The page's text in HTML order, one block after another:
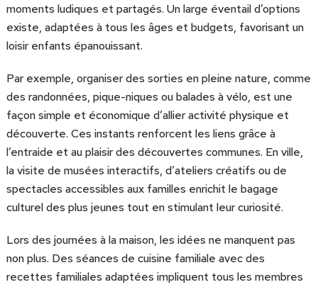
moments ludiques et partagés. Un large éventail d’options
existe, adaptées à tous les âges et budgets, favorisant un
loisir enfants épanouissant.
Par exemple, organiser des sorties en pleine nature, comme
des randonnées, pique-niques ou balades à vélo, est une
façon simple et économique d’allier activité physique et
découverte. Ces instants renforcent les liens grâce à
l’entraide et au plaisir des découvertes communes. En ville,
la visite de musées interactifs, d’ateliers créatifs ou de
spectacles accessibles aux familles enrichit le bagage
culturel des plus jeunes tout en stimulant leur curiosité.
Lors des journées à la maison, les idées ne manquent pas
non plus. Des séances de cuisine familiale avec des
recettes familiales adaptées impliquent tous les membres